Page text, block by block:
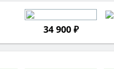
34 900 ₽